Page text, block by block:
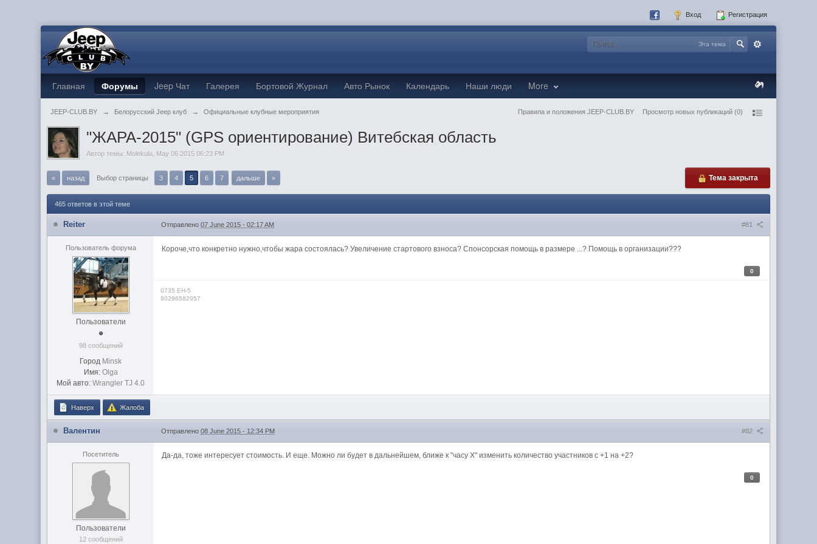
Вход Регистрация
Эта тема
Главная Форумы Jeep Чат Галерея Бортовой Журнал Авто Рынок Календарь Наши люди More
JEEP-CLUB.BY → Белорусский Jeep клуб → Официальные клубные мероприятия Правила и положения JEEP-CLUB.BY Просмотр новых публикаций (0)
"ЖАРА-2015" (GPS ориентирование) Витебская область
Автор темы: Molekula May 06 2015 06:23 PM
« назад Выбор страницы 3 4 5 6 7 дальше » Тема закрыта
465 ответов в этой теме
#81
Reiter Отправлено07 June 2015 - 02:17 AM
Пользователь форума
Пользователи
98 сообщений
Город Minsk
Имя: Olga
Мой авто: Wrangler TJ 4.0
Короче,что конкретно нужно,чтобы жара состоялась? Увеличение стартового взноса? Спонсорская помощь в размере ...? Помощь в организации???
0
0735 EH-5
80296582957
Наверх Жалоба
#82
Валентин Отправлено08 June 2015 - 12:34 PM
Посетитель
Пользователи
12 сообщений
Да-да, тоже интересует стоимость. И еще. Можно ли будет в дальнейшем, ближе к "часу Х" изменить количество участников с +1 на +2?
0